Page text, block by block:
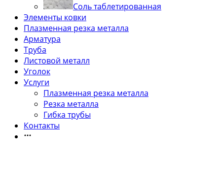
Соль таблетированная
Элементы ковки
Плазменная резка металла
Арматура
Труба
Листовой металл
Уголок
Услуги
Плазменная резка металла
Резка металла
Гибка трубы
Контакты